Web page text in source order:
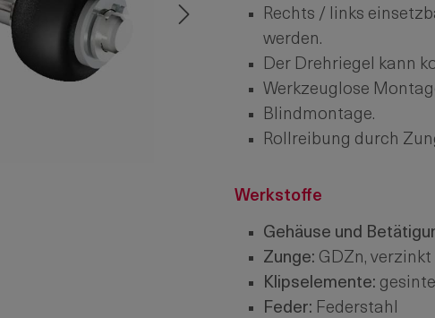
Rechts / links
werden.
Der Drehriegel kann
Werkzeuglose
Blindmontage.
Rollreibung durch
Werkstoffe
Gehäuse und
Zunge: GDZn, verzinkt
Klipselemente:
Feder: Federstahl